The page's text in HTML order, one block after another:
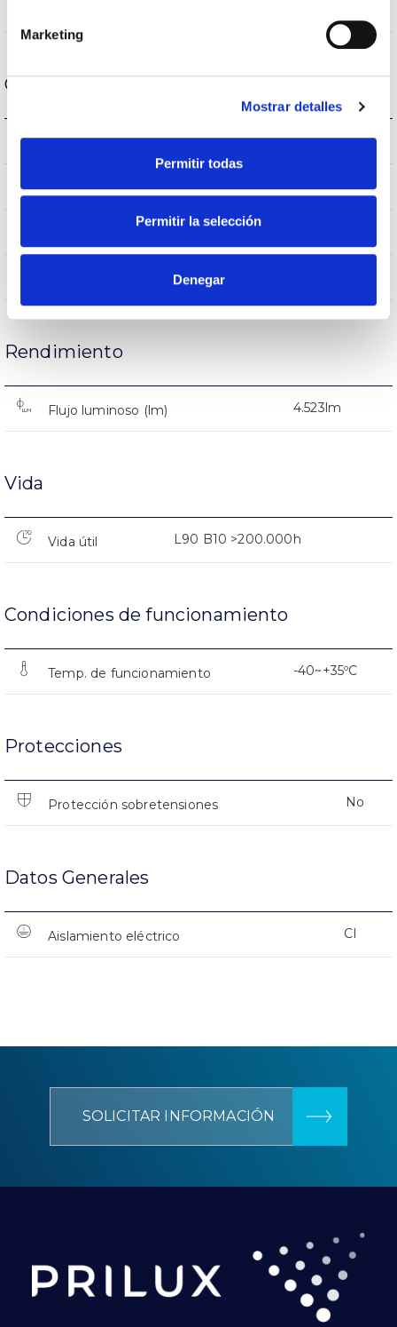
Marketing
Mostrar detalles
Permitir todas
Permitir la selección
Denegar
Carcasa y Acabado
IK Protección contra impactos IK08
IP Índice de estanqueidad IP65
Rendimiento
Flujo luminoso (lm) 4.523lm
Vida
Vida útil L90 B10 >200.000h
Condiciones de funcionamiento
Temp. de funcionamiento -40~+35ºC
Protecciones
Protección sobretensiones No
Datos Generales
Aislamiento eléctrico CI
SOLICITAR INFORMACIÓN